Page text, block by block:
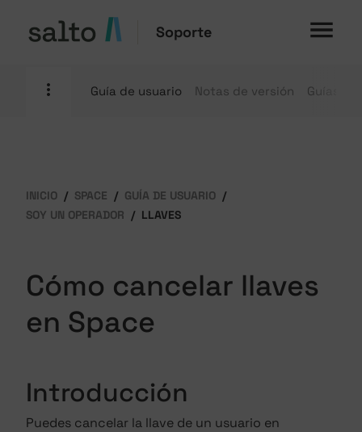
Soporte
Guía de usuario Notas de versión Guías
INICIO SPACE
GUÍA DE USUARIO
SOY UN OPERADOR
LLAVES
Cómo cancelar llaves
en Space
Introducción
Puedes cancelar la llave de un usuario en